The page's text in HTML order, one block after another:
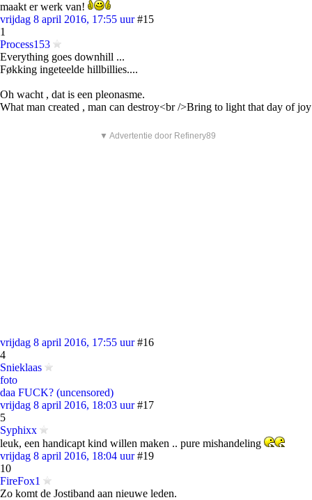
maakt er werk van!
vrijdag 8 april 2016, 17:55 uur #15
1
Process153
Everything goes downhill ...
Føkking ingeteelde hillbillies....
Oh wacht , dat is een pleonasme.
What man created , man can destroy<br />Bring to light that day of joy
▼ Advertentie door Refinery89
vrijdag 8 april 2016, 17:55 uur #16
4
Snieklaas
foto
daa FUCK? (uncensored)
vrijdag 8 april 2016, 18:03 uur #17
5
Syphixx
leuk, een handicapt kind willen maken .. pure mishandeling
vrijdag 8 april 2016, 18:04 uur #19
10
FireFox1
Zo komt de Jostiband aan nieuwe leden.